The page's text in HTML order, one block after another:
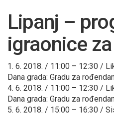
Lipanj –
igraonice
1. 6. 2018. / 11:00 – 12:30 /
Dana grada: Gradu za
4. 6. 2018. / 11:00 – 12:30 /
Dana grada: Gradu za
5. 6. 2018. / 15:00 – 16:30 /